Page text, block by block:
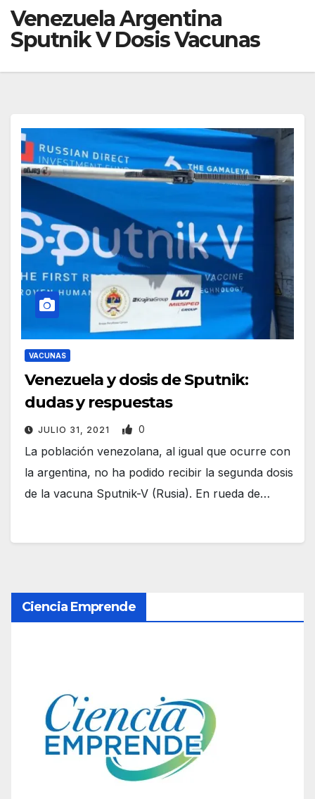
Venezuela Argentina
Sputnik V Dosis Vacunas
VACUNAS
Venezuela y dosis de Sputnik:
dudas y respuestas
JULIO 31, 2021 0
La población venezolana, al igual que ocurre con
la argentina, no ha podido recibir la segunda dosis
de la vacuna Sputnik-V (Rusia). En rueda de…
Ciencia Emprende